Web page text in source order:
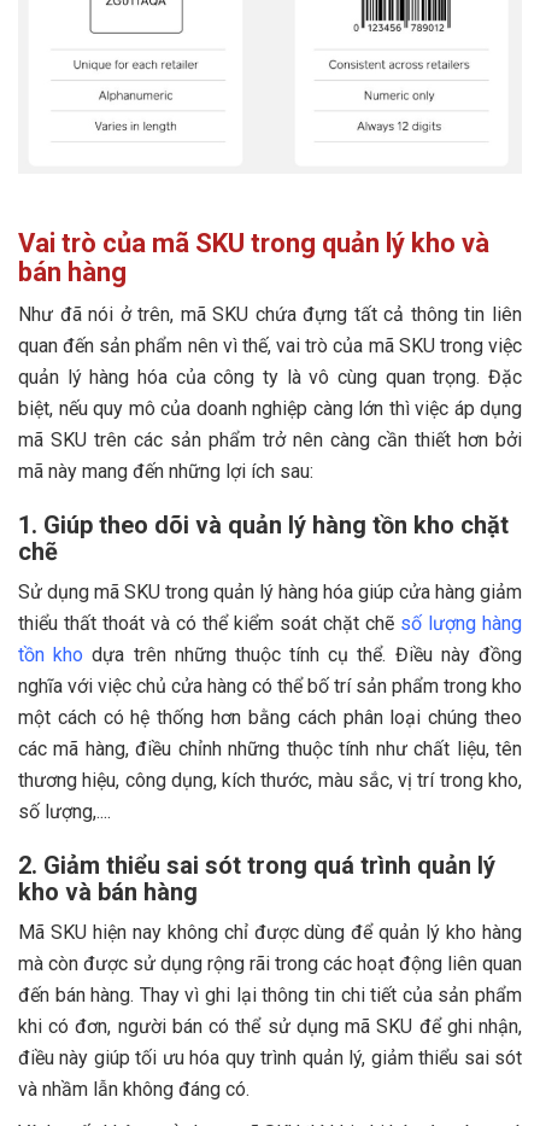
Vai trò của mã SKU trong quản lý kho và
bán hàng
Như đã nói ở trên, mã SKU chứa đựng tất cả thông tin liên
quan đến sản phẩm nên vì thế, vai trò của mã SKU trong việc
quản lý hàng hóa của công ty là vô cùng quan trọng. Đặc
biệt, nếu quy mô của doanh nghiệp càng lớn thì việc áp dụng
mã SKU trên các sản phẩm trở nên càng cần thiết hơn bởi
mã này mang đến những lợi ích sau:
1. Giúp theo dõi và quản lý hàng tồn kho chặt
chẽ
Sử dụng mã SKU trong quản lý hàng hóa giúp cửa hàng giảm
thiểu thất thoát và có thể kiểm soát chặt chẽ số lượng hàng
tồn kho dựa trên những thuộc tính cụ thể. Điều này đồng
nghĩa với việc chủ cửa hàng có thể bố trí sản phẩm trong kho
một cách có hệ thống hơn bằng cách phân loại chúng theo
các mã hàng, điều chỉnh những thuộc tính như chất liệu, tên
thương hiệu, công dụng, kích thước, màu sắc, vị trí trong kho,
số lượng,....
2. Giảm thiểu sai sót trong quá trình quản lý
kho và bán hàng
Mã SKU hiện nay không chỉ được dùng để quản lý kho hàng
mà còn được sử dụng rộng rãi trong các hoạt động liên quan
đến bán hàng. Thay vì ghi lại thông tin chi tiết của sản phẩm
khi có đơn, người bán có thể sử dụng mã SKU để ghi nhận,
điều này giúp tối ưu hóa quy trình quản lý, giảm thiểu sai sót
và nhầm lẫn không đáng có.